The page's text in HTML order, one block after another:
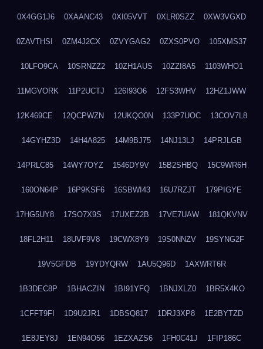
0X4GG1J6 0XAANC43 0XI05VVT 0XLR0SZZ 0XW3VGXD
0ZAVTHSI 0ZM4J2CX 0ZVYGAG2 0ZXS0PVO 105XMS37
10LFO9CA 10SRNZZ2 10ZH1AUS 10ZZI8A5 1103WHO1
11MGVORK 11P2UCTJ 126I93O6 12FS3WHV 12HZ1JWW
12K469CE 12QCPWZN 12UKQO0N 133P7UOC 13COV7L8
14GYHZ3D 14H4A825 14M9BJ75 14NJ13LJ 14PRJLGB
14PRLC85 14WY7OYZ 1546DY9V 15B2SHBQ 15C9WR6H
160ON64P 16P9KSF6 16SBWI43 16U7RZJT 179PIGYE
17HG5UY8 17SO7X9S 17UXEZ2B 17VE7UAW 181QKVNV
18FL2H11 18UVF9V8 19CWX8Y9 19S0NNZV 19SYNG2F
19V5GFDB 19YDYQRW 1AU5Q96D 1AXWRT6R
1B3DEC8P 1BHACZIN 1BI91YFQ 1BNJXLZ0 1BR5X4KO
1CFFT9FI 1D9U2JR1 1DBSQ817 1DRJ3XP8 1E2BYTZD
1E8JEY8J 1EN94O56 1EZXAZS6 1FH0C41J 1FIP186C